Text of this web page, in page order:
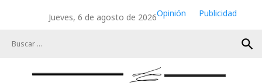
Jueves, 6 de agosto de 2026Opinión
Publicidad
search